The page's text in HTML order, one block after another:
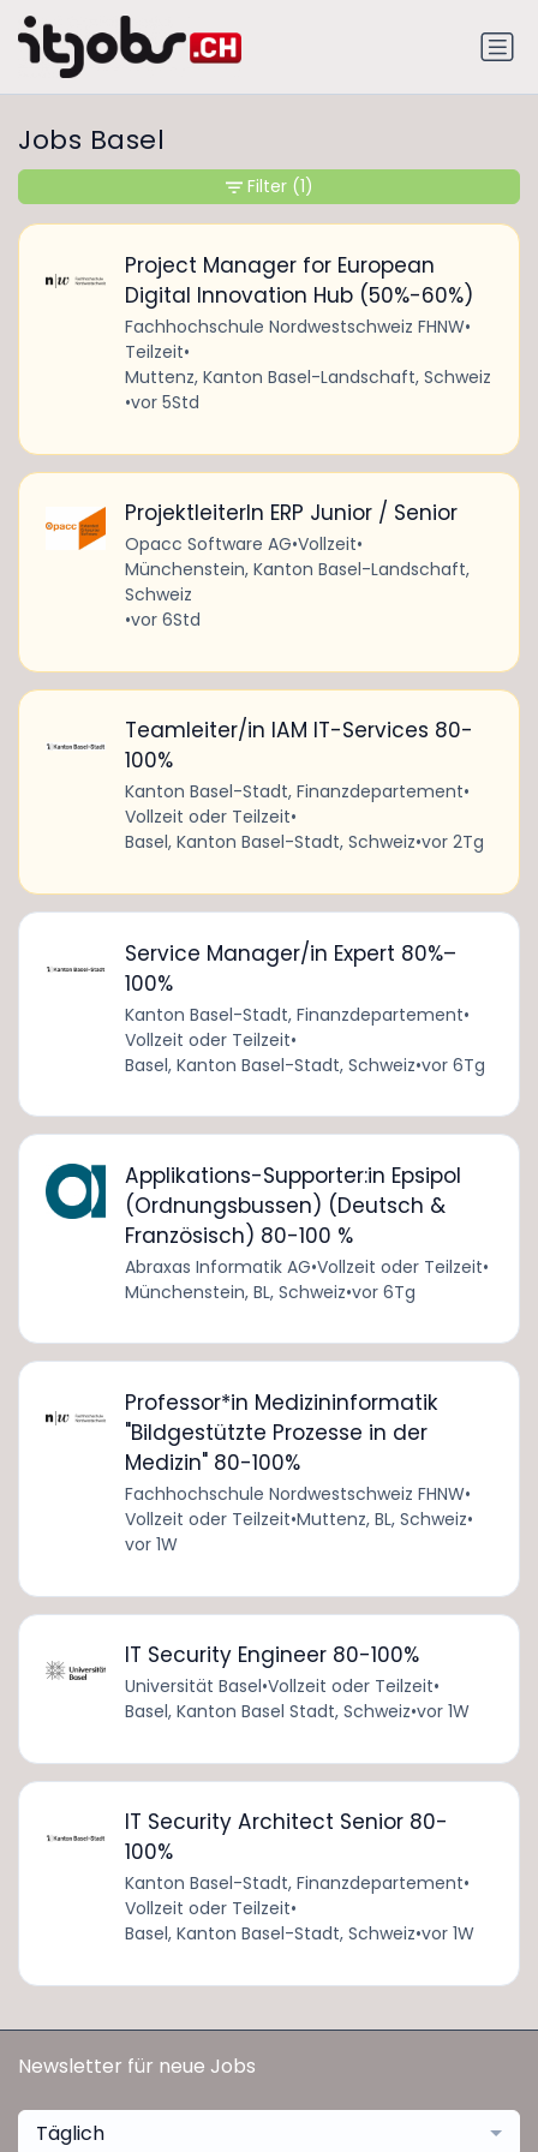
Jobs Basel
Project Manager for European
Digital Innovation Hub (50%-60%)
Fachhochschule Nordwestschweiz FHNW•
Teilzeit•
Muttenz, Kanton Basel-Landschaft, Schweiz
•vor 5Std
ProjektleiterIn ERP Junior / Senior
Opacc Software AG•Vollzeit•
Münchenstein, Kanton Basel-Landschaft,
Schweiz
•vor 6Std
Teamleiter/in IAM IT-Services 80-
100%
Kanton Basel-Stadt, Finanzdepartement•
Vollzeit oder Teilzeit•
Basel, Kanton Basel-Stadt, Schweiz•vor 2Tg
Service Manager/in Expert 80%–
100%
Kanton Basel-Stadt, Finanzdepartement•
Vollzeit oder Teilzeit•
Basel, Kanton Basel-Stadt, Schweiz•vor 6Tg
Applikations-Supporter:in Epsipol
(Ordnungsbussen) (Deutsch &
Französisch) 80-100 %
Abraxas Informatik AG•Vollzeit oder Teilzeit•
Münchenstein, BL, Schweiz•vor 6Tg
Professor*in Medizininformatik
"Bildgestützte Prozesse in der
Medizin" 80-100%
Fachhochschule Nordwestschweiz FHNW•
Vollzeit oder Teilzeit•Muttenz, BL, Schweiz•
vor 1W
IT Security Engineer 80-100%
Universität Basel•Vollzeit oder Teilzeit•
Basel, Kanton Basel Stadt, Schweiz•vor 1W
IT Security Architect Senior 80-
100%
Kanton Basel-Stadt, Finanzdepartement•
Vollzeit oder Teilzeit•
Basel, Kanton Basel-Stadt, Schweiz•vor 1W
Filter (1)
Newsletter für neue Jobs
Täglich